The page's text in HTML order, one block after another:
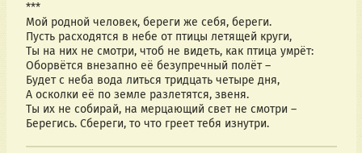
***
Мой родной человек, береги же себя, береги.
Пусть расходятся в небе от птицы летящей круги,
Ты на них не смотри, чтоб не видеть, как птица умрёт:
Оборвётся внезапно её безупречный полёт –
Будет с неба вода литься тридцать четыре дня,
А осколки её по земле разлетятся, звеня.
Ты их не собирай, на мерцающий свет не смотри –
Берегись. Сбереги, то что греет тебя изнутри.